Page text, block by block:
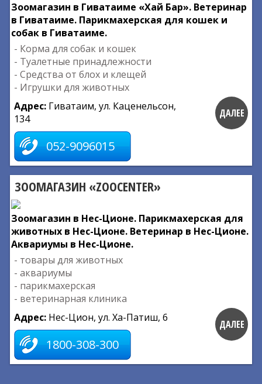
Зоомагазин в Гиватаиме «Хай Бар». Ветеринар
в Гиватаиме. Парикмахерская для кошек и
собак в Гиватаиме.
- Корма для собак и кошек
- Туалетные принадлежности
- Средства от блох и клещей
- Игрушки для животных
Адрес: Гиватаим, ул. Каценельсон,
134
052-9096015
ДАЛЕЕ
ЗООМАГАЗИН «ZOOCENTER»
Зоомагазин в Нес-Ционе. Парикмахерская для
животных в Нес-Ционе. Ветеринар в Нес-Ционе.
Аквариумы в Нес-Ционе.
- товары для животных
- аквариумы
- парикмахерская
- ветеринарная клиника
Адрес: Нес-Цион, ул. Ха-Патиш, 6
1800-308-300
ДАЛЕЕ